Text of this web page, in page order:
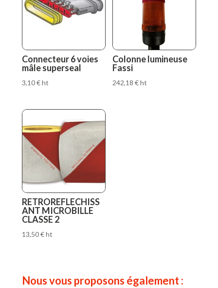
Connecteur 6 voies
mâle superseal
3,10€ht
Colonne lumineuse
Fassi
242,18€ht
RETROREFLECHISS
ANT MICROBILLE
CLASSE 2
13,50€ht
Nous vous proposons également :